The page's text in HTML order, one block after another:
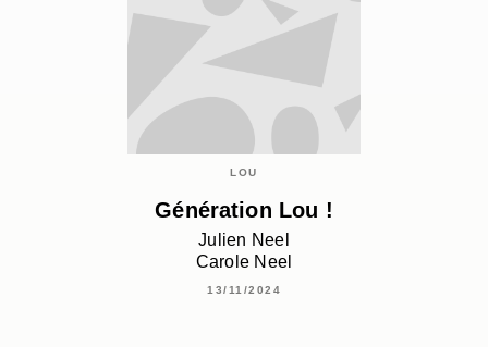
LOU
Génération Lou !
Julien Neel
Carole Neel
13/11/2024